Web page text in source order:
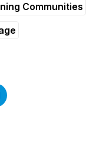
Communities